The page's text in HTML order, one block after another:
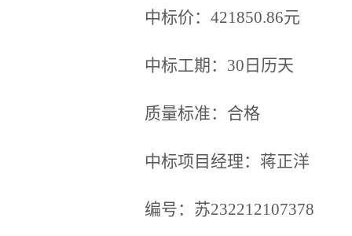
中标价：421850.86元
中标工期：30日历天
质量标准：合格
中标项目经理：蒋正洋
编号：苏232212107378